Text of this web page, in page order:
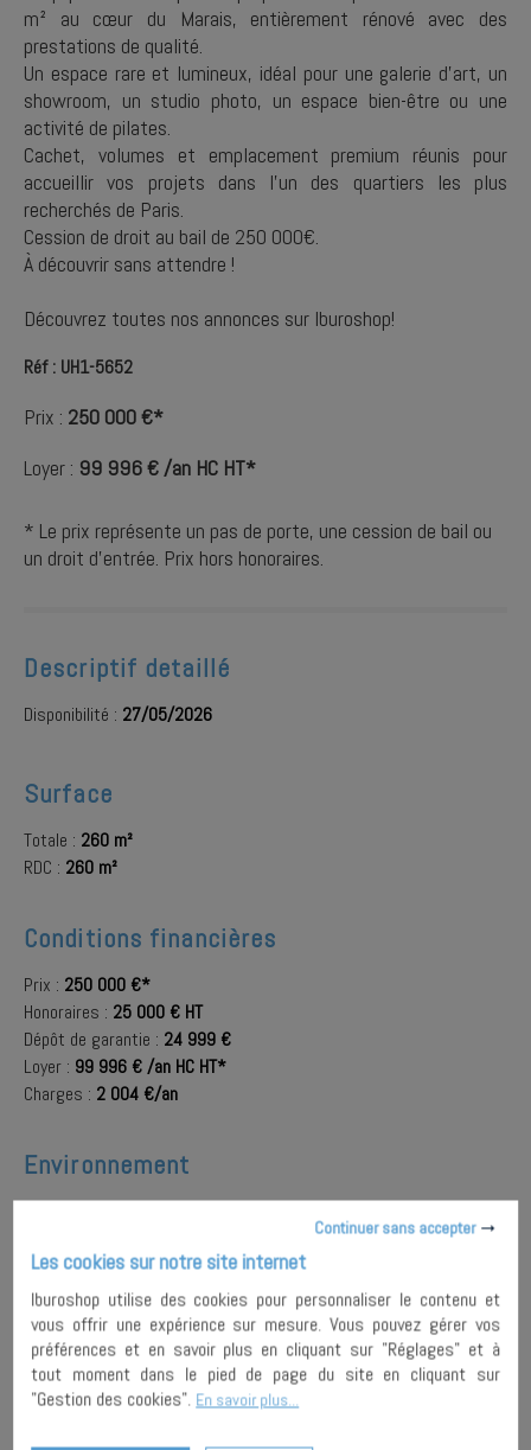
m² au cœur du Marais, entièrement rénové avec des
prestations de qualité.
Un espace rare et lumineux, idéal pour une galerie d’art, un
showroom, un studio photo, un espace bien-être ou une
activité de pilates.
Cachet, volumes et emplacement premium réunis pour
accueillir vos projets dans l’un des quartiers les plus
recherchés de Paris.
Cession de droit au bail de 250 000€.
À découvrir sans attendre !
Découvrez toutes nos annonces sur Iburoshop!
Réf : UH1-5652
Prix : 250 000 €*
Loyer : 99 996 € /an HC HT*
* Le prix représente un pas de porte, une cession de bail ou
un droit d'entrée. Prix hors honoraires.
Descriptif detaillé
Disponibilité : 27/05/2026
Surface
Totale : 260 m²
RDC : 260 m²
Conditions financières
Prix : 250 000 €*
Honoraires : 25 000 € HT
Dépôt de garantie : 24 999 €
Loyer : 99 996 € /an HC HT*
Charges : 2 004 €/an
Environnement
A proximité :Bus,MétroRue commerçante
AJOUTER À
MA
SÉLECTION
ENVOYER À
UN AMI
Continuer sans accepter
Les cookies sur notre site internet
Iburoshop utilise des cookies pour personnaliser le contenu et
vous offrir une expérience sur mesure. Vous pouvez gérer vos
préférences et en savoir plus en cliquant sur "Réglages" et à
tout moment dans le pied de page du site en cliquant sur
"Gestion des cookies". En savoir plus...